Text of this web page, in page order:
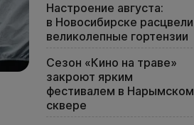
Настроение августа:
в Новосибирске расцвели
великолепные гортензии
Сезон «Кино на траве»
закроют ярким
фестивалем в Нарымском
сквере